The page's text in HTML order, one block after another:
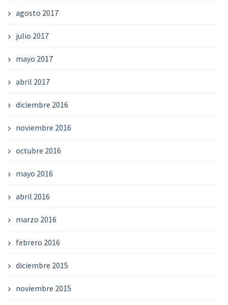
agosto 2017
julio 2017
mayo 2017
abril 2017
diciembre 2016
noviembre 2016
octubre 2016
mayo 2016
abril 2016
marzo 2016
febrero 2016
diciembre 2015
noviembre 2015